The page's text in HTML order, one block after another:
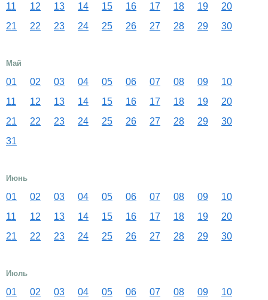
11
12 13 14 15 16 17 18 19
20
21
22 23 24 25 26 27 28 29 30
Май
01 02 03 04 05 06 07 08 09
10
11
12 13 14 15 16 17 18 19
20
21
22 23 24 25 26 27 28 29
30
31
Июнь
01 02 03 04 05 06 07 08 09
10
11
12 13 14 15 16 17 18 19
20
21
22 23 24 25 26 27 28 29 30
Июль
01 02 03 04 05 06 07 08 09
10